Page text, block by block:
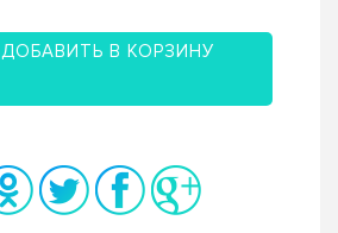
ДОБАВИТЬ В КОРЗИНУ